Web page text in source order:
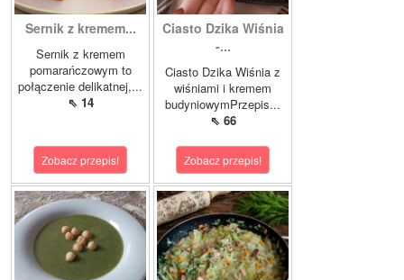
Sernik z kremem...
Sernik z kremem
pomarańczowym to
połączenie delikatnej,...
⇖ 14
Zobacz przepis!
Ciasto Dzika Wiśnia
-...
Ciasto Dzika Wiśnia z
wiśniami i kremem
budyniowymPrzepis...
⇖ 66
Zobacz przepis!